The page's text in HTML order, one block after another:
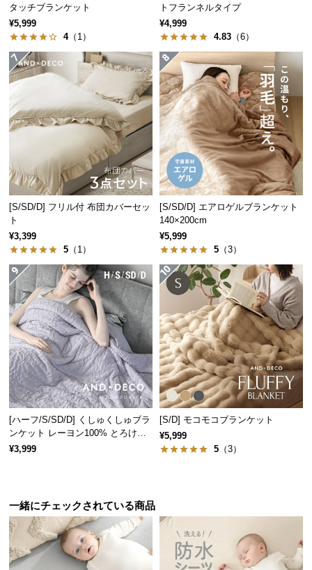
品・
キ
ャ
ン
セ
つ
保
つ
い
て
会
員
規
約
に
つ
い
て
サ
ポ
ー
ト
タッチブランケット
¥5,999
4（1）
トフランネルタイプ
¥4,999
4.83 （6）
[S/SD/D] フリル付 布団カバーセッ
ト
¥3,399
5 （1）
[S/SD/D] エアロゲルブランケット
140×200cm
¥5,999
5 （3）
[ハーフ/S/SD/D] くしゅくしゅブラ
ンケット レーヨン100% とろける
肌触り
¥3,999
[S/D] モコモコブランケット
¥5,999
5 （3）
一緒にチェックされている商品